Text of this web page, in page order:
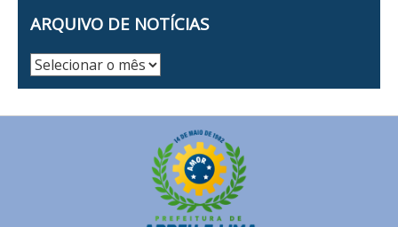
ARQUIVO DE NOTÍCIAS
Arquivo